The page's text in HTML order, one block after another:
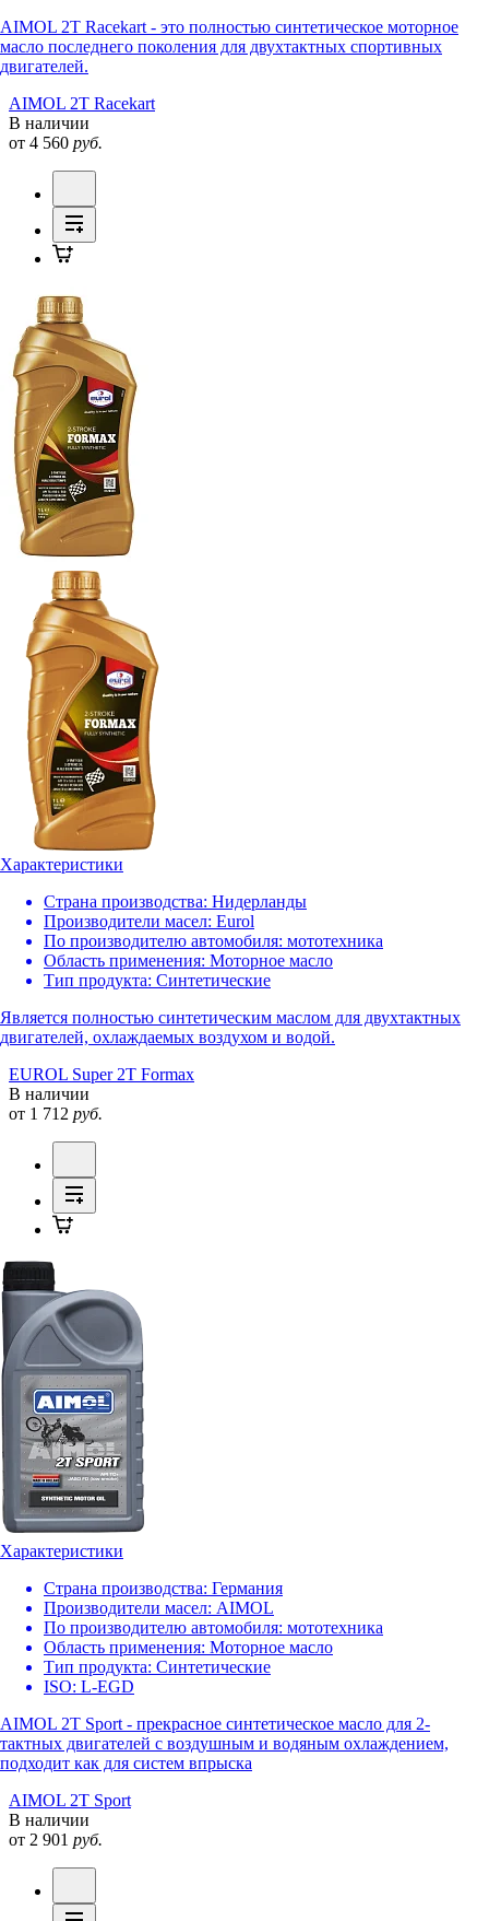
AIMOL 2T Racekart - это полностью синтетическое моторное
масло последнего поколения для двухтактных спортивных
двигателей.
AIMOL 2T Racekart
В наличии
от 4 560 руб.
Характеристики
Страна производства: Нидерланды
Производители масел: Eurol
По производителю автомобиля: мототехника
Область применения: Моторное масло
Тип продукта: Синтетические
Является полностью синтетическим маслом для двухтактных
двигателей, охлаждаемых воздухом и водой.
EUROL Super 2T Formax
В наличии
от 1 712 руб.
Характеристики
Страна производства: Германия
Производители масел: AIMOL
По производителю автомобиля: мототехника
Область применения: Моторное масло
Тип продукта: Синтетические
ISO: L-EGD
AIMOL 2T Sport - прекрасное синтетическое масло для 2-
тактных двигателей с воздушным и водяным охлаждением,
подходит как для систем впрыска
AIMOL 2T Sport
В наличии
от 2 901 руб.